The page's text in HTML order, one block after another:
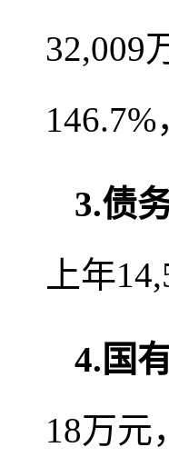
32,009
3.债
上年
4.国
18万元